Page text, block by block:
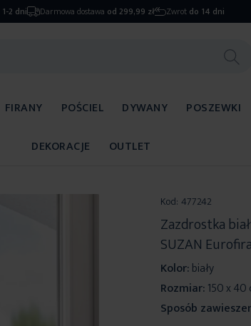
1-2 dni Darmowa dostawa od 299,99 zł Zwrot do 14 dni
FIRANY POŚCIEL DYWANY
POSZEWKI
DEKORACJE
OUTLET
Kod: 477242
Zazdrostka
SUZAN
Kolor:biały
Rozmiar:150 x 40
Sposób